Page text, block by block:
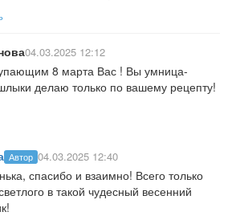
04.03.2025 12:12
8 марта Вас ! Вы умница-
делаю только по вашему рецепту!
Автор 04.03.2025 12:40
спасибо и взаимно! Всего только
в такой чудесный весенний